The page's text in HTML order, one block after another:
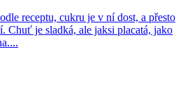
receptu, cukru je v ní dost, a přesto
Chuť je sladká, ale jaksi placatá, jako